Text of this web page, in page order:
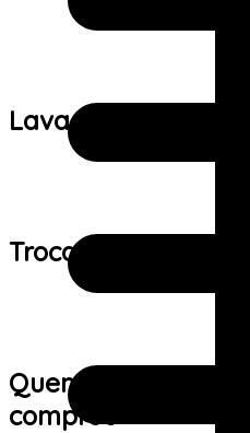
Lavagem:
Trocas e devoluções:
Quem viu este
comprou